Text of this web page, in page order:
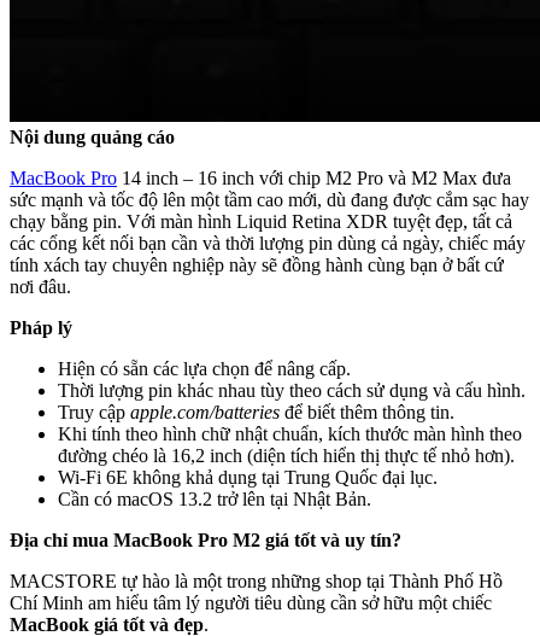
Nội dung quảng cáo
MacBook Pro 14 inch – 16 inch với chip M2 Pro và M2 Max đưa
sức mạnh và tốc độ lên một tầm cao mới, dù đang được cắm sạc hay
chạy bằng pin. Với màn hình Liquid Retina XDR tuyệt đẹp, tất cả
các cổng kết nối bạn cần và thời lượng pin dùng cả ngày, chiếc máy
tính xách tay chuyên nghiệp này sẽ đồng hành cùng bạn ở bất cứ
nơi đâu.
Pháp lý
Hiện có sẵn các lựa chọn để nâng cấp.
Thời lượng pin khác nhau tùy theo cách sử dụng và cấu hình.
Truy cập apple.com/batteries để biết thêm thông tin.
Khi tính theo hình chữ nhật chuẩn, kích thước màn hình theo
đường chéo là 16,2 inch (diện tích hiển thị thực tế nhỏ hơn).
Wi-Fi 6E không khả dụng tại Trung Quốc đại lục.
Cần có macOS 13.2 trở lên tại Nhật Bản.
Địa chỉ mua MacBook Pro M2 giá tốt và uy tín?
MACSTORE tự hào là một trong những shop tại Thành Phố Hồ
Chí Minh am hiểu tâm lý người tiêu dùng cần sở hữu một chiếc
MacBook giá tốt và đẹp.